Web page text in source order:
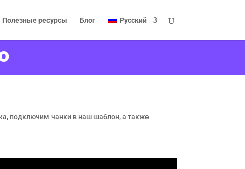
Полезные ресурсы Блог Русский
подключим чанки в наш шаблон, а также